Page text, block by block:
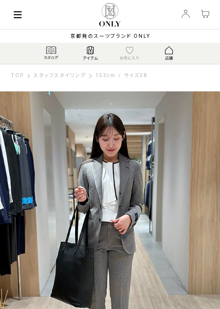
京都発のスーツブランド ONLY
TOP スタッフスタイリング 153cm / サイズ38